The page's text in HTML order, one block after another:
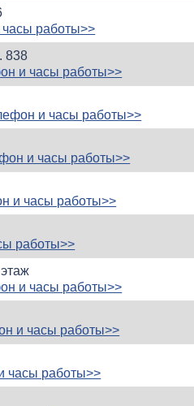
работы>>
838
и часы работы>>
и часы работы>>
и часы работы>>
и часы работы>>
работы>>
и часы работы>>
и часы работы>>
часы работы>>